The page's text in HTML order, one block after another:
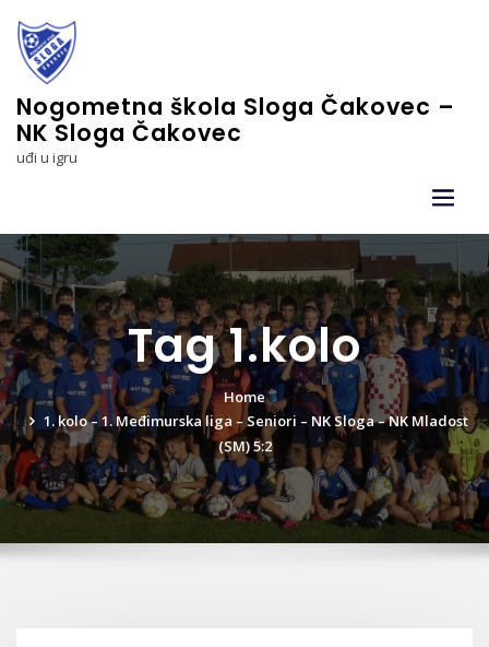
content
Nogometna škola Sloga Čakovec –
NK Sloga Čakovec
uđi u igru
Tag 1.kolo
Home
1. kolo – 1. Međimurska liga – Seniori – NK Sloga – NK Mladost
(SM) 5:2